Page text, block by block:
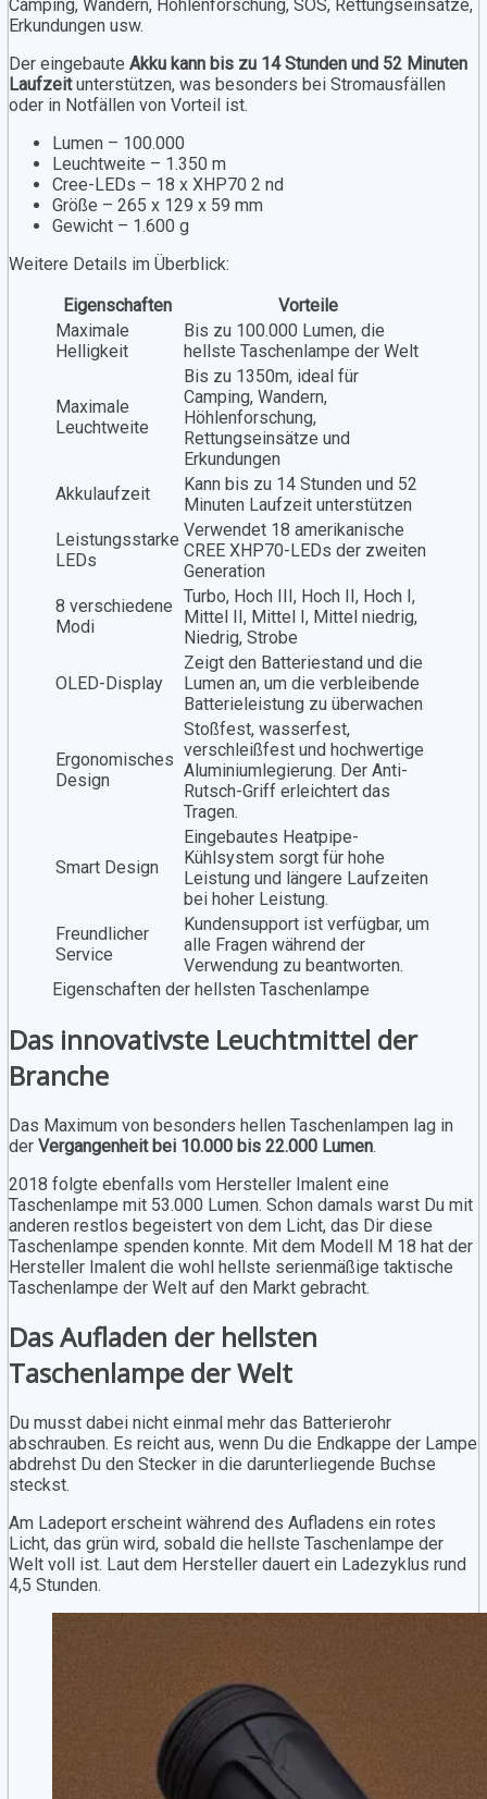
Camping, Wandern, Höhlenforschung, SOS, Rettungseinsätze,
Erkundungen usw.
Der eingebaute Akku kann bis zu 14 Stunden und 52 Minuten
Laufzeitunterstützen, was besonders bei Stromausfällen
oder in Notfällen von Vorteil ist.
Lumen – 100.000
Leuchtweite – 1.350 m
Cree-LEDs – 18 x XHP70 2 nd
Größe – 265 x 129 x 59 mm
Gewicht – 1.600 g
Weitere Details im Überblick:
Eigenschaften
Vorteile
Maximale
Helligkeit
Bis zu 100.000 Lumen, die
hellste Taschenlampe der Welt
Maximale
Leuchtweite
Bis zu 1350m, ideal für
Camping, Wandern,
Höhlenforschung,
Rettungseinsätze und
Erkundungen
Akkulaufzeit
Kann bis zu 14 Stunden und 52
Minuten Laufzeit unterstützen
Leistungsstarke
LEDs
Verwendet 18 amerikanische
CREE XHP70-LEDs der zweiten
Generation
8 verschiedene
Modi
Turbo, Hoch III, Hoch II, Hoch I,
Mittel II, Mittel I, Mittel niedrig,
Niedrig, Strobe
OLED-Display
Zeigt den Batteriestand und die
Lumen an, um die verbleibende
Batterieleistung zu überwachen
Ergonomisches
Design
Stoßfest, wasserfest,
verschleißfest und hochwertige
Aluminiumlegierung. Der Anti-
Rutsch-Griff erleichtert das
Tragen.
Smart Design
Eingebautes Heatpipe-
Kühlsystem sorgt für hohe
Leistung und längere Laufzeiten
bei hoher Leistung.
Freundlicher
Service
Kundensupport ist verfügbar, um
alle Fragen während der
Verwendung zu beantworten.
Eigenschaften der hellsten Taschenlampe
Das innovativste Leuchtmittel der
Branche
Das Maximum von besonders hellen Taschenlampen lag in
der Vergangenheit bei 10.000 bis 22.000 Lumen.
2018 folgte ebenfalls vom Hersteller Imalent eine
Taschenlampe mit 53.000 Lumen. Schon damals warst Du mit
anderen restlos begeistert von dem Licht, das Dir diese
Taschenlampe spenden konnte. Mit dem Modell M 18 hat der
Hersteller Imalent die wohl hellste serienmäßige taktische
Taschenlampe der Welt auf den Markt gebracht.
Das Aufladen der hellsten
Taschenlampe der Welt
Du musst dabei nicht einmal mehr das Batterierohr
abschrauben. Es reicht aus, wenn Du die Endkappe der Lampe
abdrehst Du den Stecker in die darunterliegende Buchse
steckst.
Am Ladeport erscheint während des Aufladens ein rotes
Licht, das grün wird, sobald die hellste Taschenlampe der
Welt voll ist. Laut dem Hersteller dauert ein Ladezyklus rund
4,5 Stunden.